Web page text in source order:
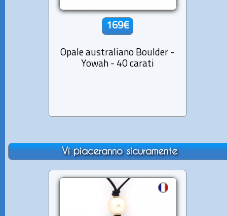
169€
Opale australiano Boulder -
Yowah - 40 carati
Vi piaceranno sicuramente